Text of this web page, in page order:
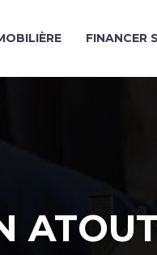
FINANCER